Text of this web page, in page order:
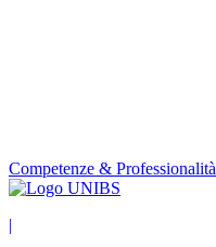
Competenze & Professionalità
|